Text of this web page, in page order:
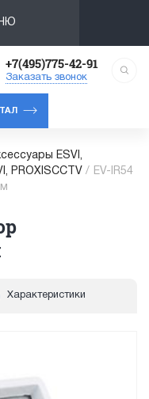
+7(495)775-42-91
Заказать звонок
ESVI,
PROXISCCTV /
EV-IR54
Характеристики